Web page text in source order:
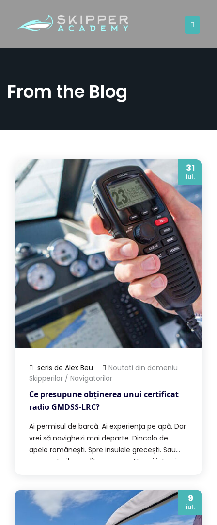
From the Blog
31
iul.
scris de Alex Beu
Noutati din domeniu
Skipperilor / Navigatorilor
Ce presupune obținerea unui certificat
radio GMDSS-LRC?
Ai permisul de barcă. Ai experiența pe apă. Dar
vrei să navighezi mai departe. Dincolo de
apele românești. Spre insulele grecești. Sau
spre porturile mediteraneene. Atunci intervine
navale. Un certificat radio GMDSS-LRC atestă
că știi să folosești sistemele de
radiocomunicații instalate […]
9
iul.